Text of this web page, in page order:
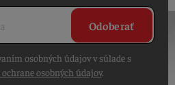
Odoberať
osobných údajov v súlade s
osobných údajov.